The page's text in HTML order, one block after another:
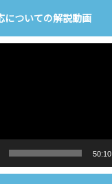
についての解説動画
50:10